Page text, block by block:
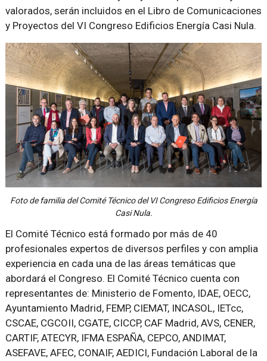
valorados, serán incluidos en el Libro de Comunicaciones
y Proyectos del VI Congreso Edificios Energía Casi Nula.
Foto de familia del Comité Técnico del VI Congreso Edificios Energía
Casi Nula.
El Comité Técnico está formado por más de 40
profesionales expertos de diversos perfiles y con amplia
experiencia en cada una de las áreas temáticas que
abordará el Congreso. El Comité Técnico cuenta con
representantes de: Ministerio de Fomento, IDAE, OECC,
Ayuntamiento Madrid, FEMP, CIEMAT, INCASOL, IETcc,
CSCAE, CGCOII, CGATE, CICCP, CAF Madrid, AVS, CENER,
CARTIF, ATECYR, IFMA ESPAÑA, CEPCO, ANDIMAT,
ASEFAVE, AFEC, CONAIF, AEDICI, Fundación Laboral de la